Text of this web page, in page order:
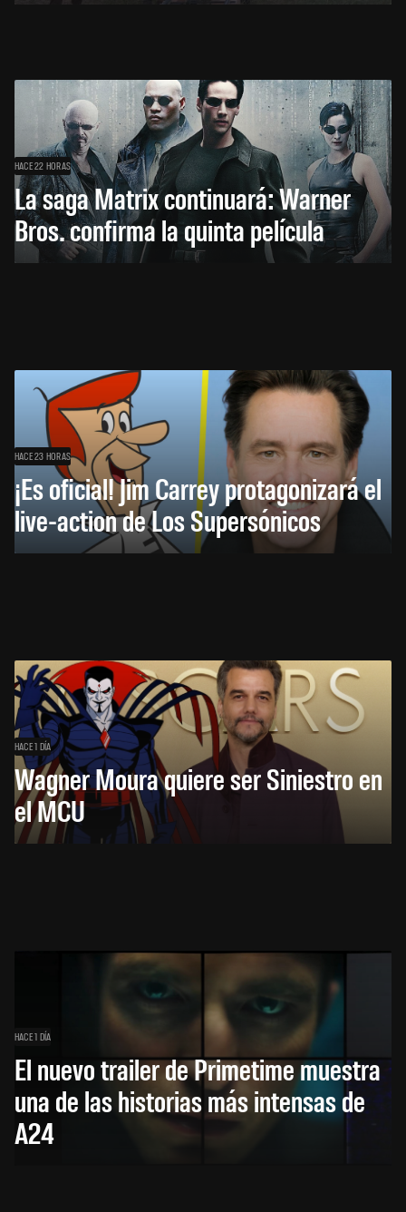
HACE 22 HORAS
La saga Matrix continuará: Warner
Bros. confirma la quinta película
HACE 23 HORAS
¡Es oficial! Jim Carrey protagonizará el
live-action de Los Supersónicos
HACE 1 DÍA
Wagner Moura quiere ser Siniestro en
el MCU
HACE 1 DÍA
El nuevo trailer de Primetime muestra
una de las historias más intensas de
A24